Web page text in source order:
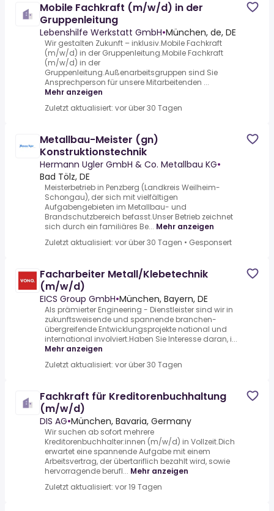
Mobile Fachkraft (m/w/d) in der
Gruppenleitung
Lebenshilfe Werkstatt GmbH•München, de, DE
Wir gestalten Zukunft – inklusiv.Mobile Fachkraft
(m/w/d) in der Gruppenleitung.Mobile Fachkraft
(m/w/d) in der
Gruppenleitung.Außenarbeitsgruppen sind Sie
Ansprechperson für unsere Mitarbeitenden ...
Mehr anzeigen
Zuletzt aktualisiert: vor über 30 Tagen
Metallbau-Meister (gn)
Konstruktionstechnik
Hermann Ugler GmbH & Co. Metallbau KG•
Bad Tölz, DE
Meisterbetrieb in Penzberg (Landkreis Weilheim-
Schongau), der sich mit vielfältigen
Aufgabengebieten im Metallbau- und
Brandschutzbereich befasst.Unser Betrieb zeichnet
sich durch ein familiäres Be... Mehr anzeigen
Zuletzt aktualisiert: vor über 30 Tagen • Gesponsert
Facharbeiter Metall/Klebetechnik
(m/w/d)
EICS Group GmbH•München, Bayern, DE
Als prämierter Engineering - Dienstleister sind wir in
zukunftsweisende und spannende branchen-
übergreifende Entwicklungsprojekte national und
international involviert.Haben Sie Interesse daran, i...
Mehr anzeigen
Zuletzt aktualisiert: vor über 30 Tagen
Fachkraft für Kreditorenbuchhaltung
(m/w/d)
DIS AG•München, Bavaria, Germany
Wir suchen ab sofort mehrere
Kreditorenbuchhalter:innen (m/w/d) in Vollzeit.Dich
erwartet eine spannende Aufgabe mit einem
Arbeitsvertrag, der übertariflich bezahlt wird, sowie
hervorragende berufl... Mehr anzeigen
Zuletzt aktualisiert: vor 19 Tagen